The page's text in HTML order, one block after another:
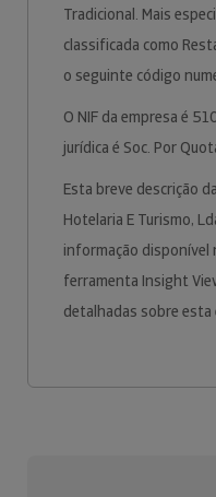
Tradicional. Mais
classificada como
o seguinte código
O NIF da empresa é
jurídica é Soc. Por
Esta breve descrição
Hotelaria E Turismo,
informação disponível
ferramenta Insight
detalhadas sobre esta